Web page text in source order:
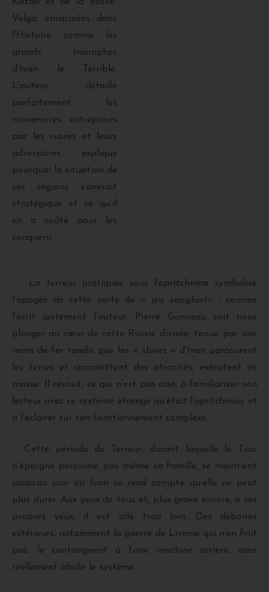
Volga, enracinées dans
l’Histoire comme les
grands triomphes
d’Ivan le Terrible.
L’auteur détaille
parfaitement les
manœuvres entreprises
par les russes et leurs
adversaires, explique
pourquoi la situation de
ces régions s’avérait
stratégique et ce qu’il
en a coûté pour les
conquérir.
La terreur pratiquée sous l’opritchnina
symbolise
l’apogée de cette sorte de « jeu sanglant« , comme
l’écrit justement l’auteur. Pierre Gonneau sait nous
plonger au cœur de cette Russie divisée, tenue par une
main de fer tandis que les « sbires » d’Ivan parcourent
les terres et commettent des atrocités, exécutent en
masse. Il réussit, ce qui n’est pas aisé, à familiariser son
lecteur avec ce système étrange qu’était l’ opritchnina, et
à l’éclairer sur son fonctionnement complexe.
Cette période de Terreur, durant laquelle le Tsar
n’épargne personne, pas même sa famille, se maintient
jusqu’au jour où Ivan se rend compte qu’elle ne peut
plus durer. Aux yeux de tous et, plus grave encore, à ses
propres yeux, il est allé trop loin. Des déboires
extérieurs, notamment la guerre de Livonie qui n’en finit
pas, le contraignent à faire machine arrière, sans
réellement abolir le système…